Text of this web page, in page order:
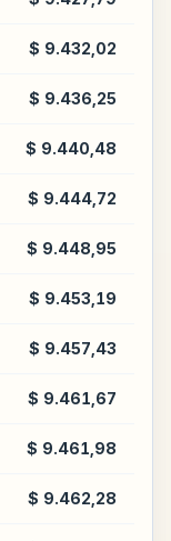
$ 9.432,02
$ 9.436,25
$ 9.440,48
$ 9.444,72
$ 9.448,95
$ 9.453,19
$ 9.457,43
$ 9.461,67
$ 9.461,98
$ 9.462,28